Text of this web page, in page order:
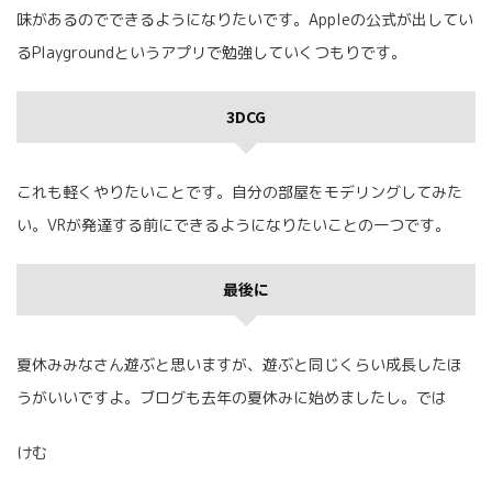
味があるのでできるようになりたいです。Appleの公式が出してい
るPlaygroundというアプリで勉強していくつもりです。
3DCG
これも軽くやりたいことです。自分の部屋をモデリングしてみた
い。VRが発達する前にできるようになりたいことの一つです。
最後に
夏休みみなさん遊ぶと思いますが、遊ぶと同じくらい成長したほ
うがいいですよ。ブログも去年の夏休みに始めましたし。では
けむ